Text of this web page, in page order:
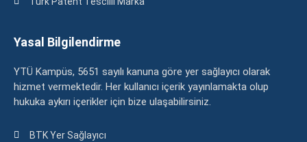
Yasal Bilgilendirme
YTÜ Kampüs, 5651 sayılı kanuna göre yer sağlayıcı olarak
hizmet vermektedir. Her kullanıcı içerik yayınlamakta olup
hukuka aykırı içerikler için bize ulaşabilirsiniz.
BTK Yer Sağlayıcı